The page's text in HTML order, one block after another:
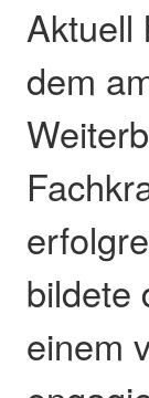
Aktuell
dem
bildete
einem